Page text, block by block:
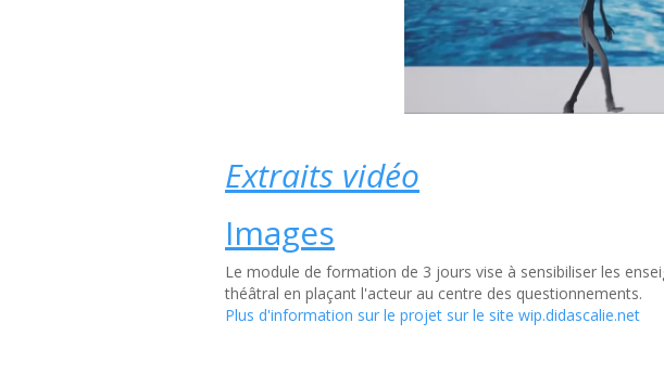
Extraits vidéo
Images
Le module de formation de 3 jours vise à sensibiliser les
théâtral en plaçant l'acteur au centre des questionnements.
Plus d'information sur le projet sur le site wip.didascalie.net